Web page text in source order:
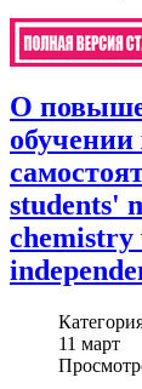
О
students'
chemistry
11 март